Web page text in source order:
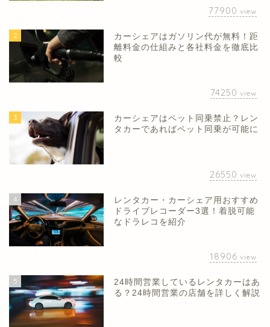
77900 view
2
カーシェアはガソリン代が無料！距
離料金の仕組みと各社料金を徹底比
較
74250 view
3
カーシェアはペット同乗禁止？レン
タカーであればペット同乗が可能に
26550 view
4
レンタカー・カーシェア用おすすめ
ドライブレコーダー3選！着脱可能
なドラレコを紹介
18906 view
5
24時間営業しているレンタカーはあ
る？24時間営業の店舗を詳しく解説